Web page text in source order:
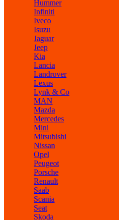
Hummer
Infiniti
Iveco
Isuzu
Jaguar
Jeep
Kia
Lancia
Landrover
Lexus
Lynk & Co
MAN
Mazda
Mercedes
Mini
Mitsubishi
Nissan
Opel
Peugeot
Porsche
Renault
Saab
Scania
Seat
Skoda